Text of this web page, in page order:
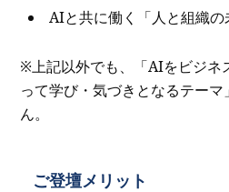
AIと共に働く「人と組織の
※上記以外でも、「AIをビジネ
って学び・気づきとなるテー
ん。
ご登壇メリット